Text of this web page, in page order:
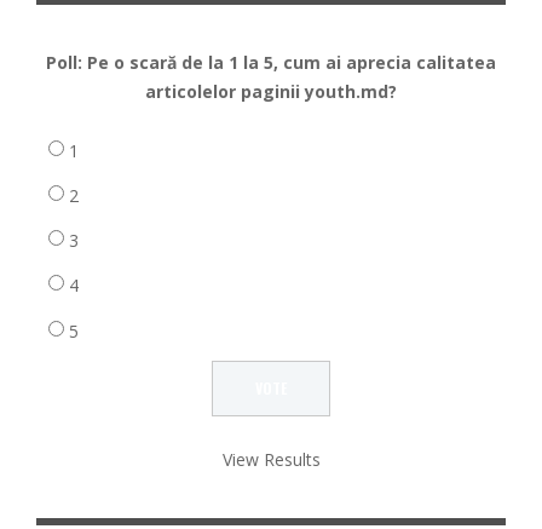
Poll: Pe o scară de la 1 la 5, cum ai aprecia calitatea
articolelor paginii youth.md?
1
2
3
4
5
View Results